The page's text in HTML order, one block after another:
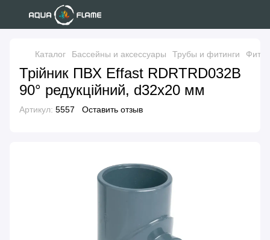
Каталог Бассейны и аксессуары Трубы и фитинги
Трійник ПВХ Effast RDRTRD032B
90° редукційний, d32x20 мм
Артикул: 5557 Оставить отзыв